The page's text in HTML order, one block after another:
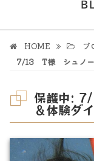
HOME ブ
7/13 T様 シュノー
保護中:
＆体験ダ